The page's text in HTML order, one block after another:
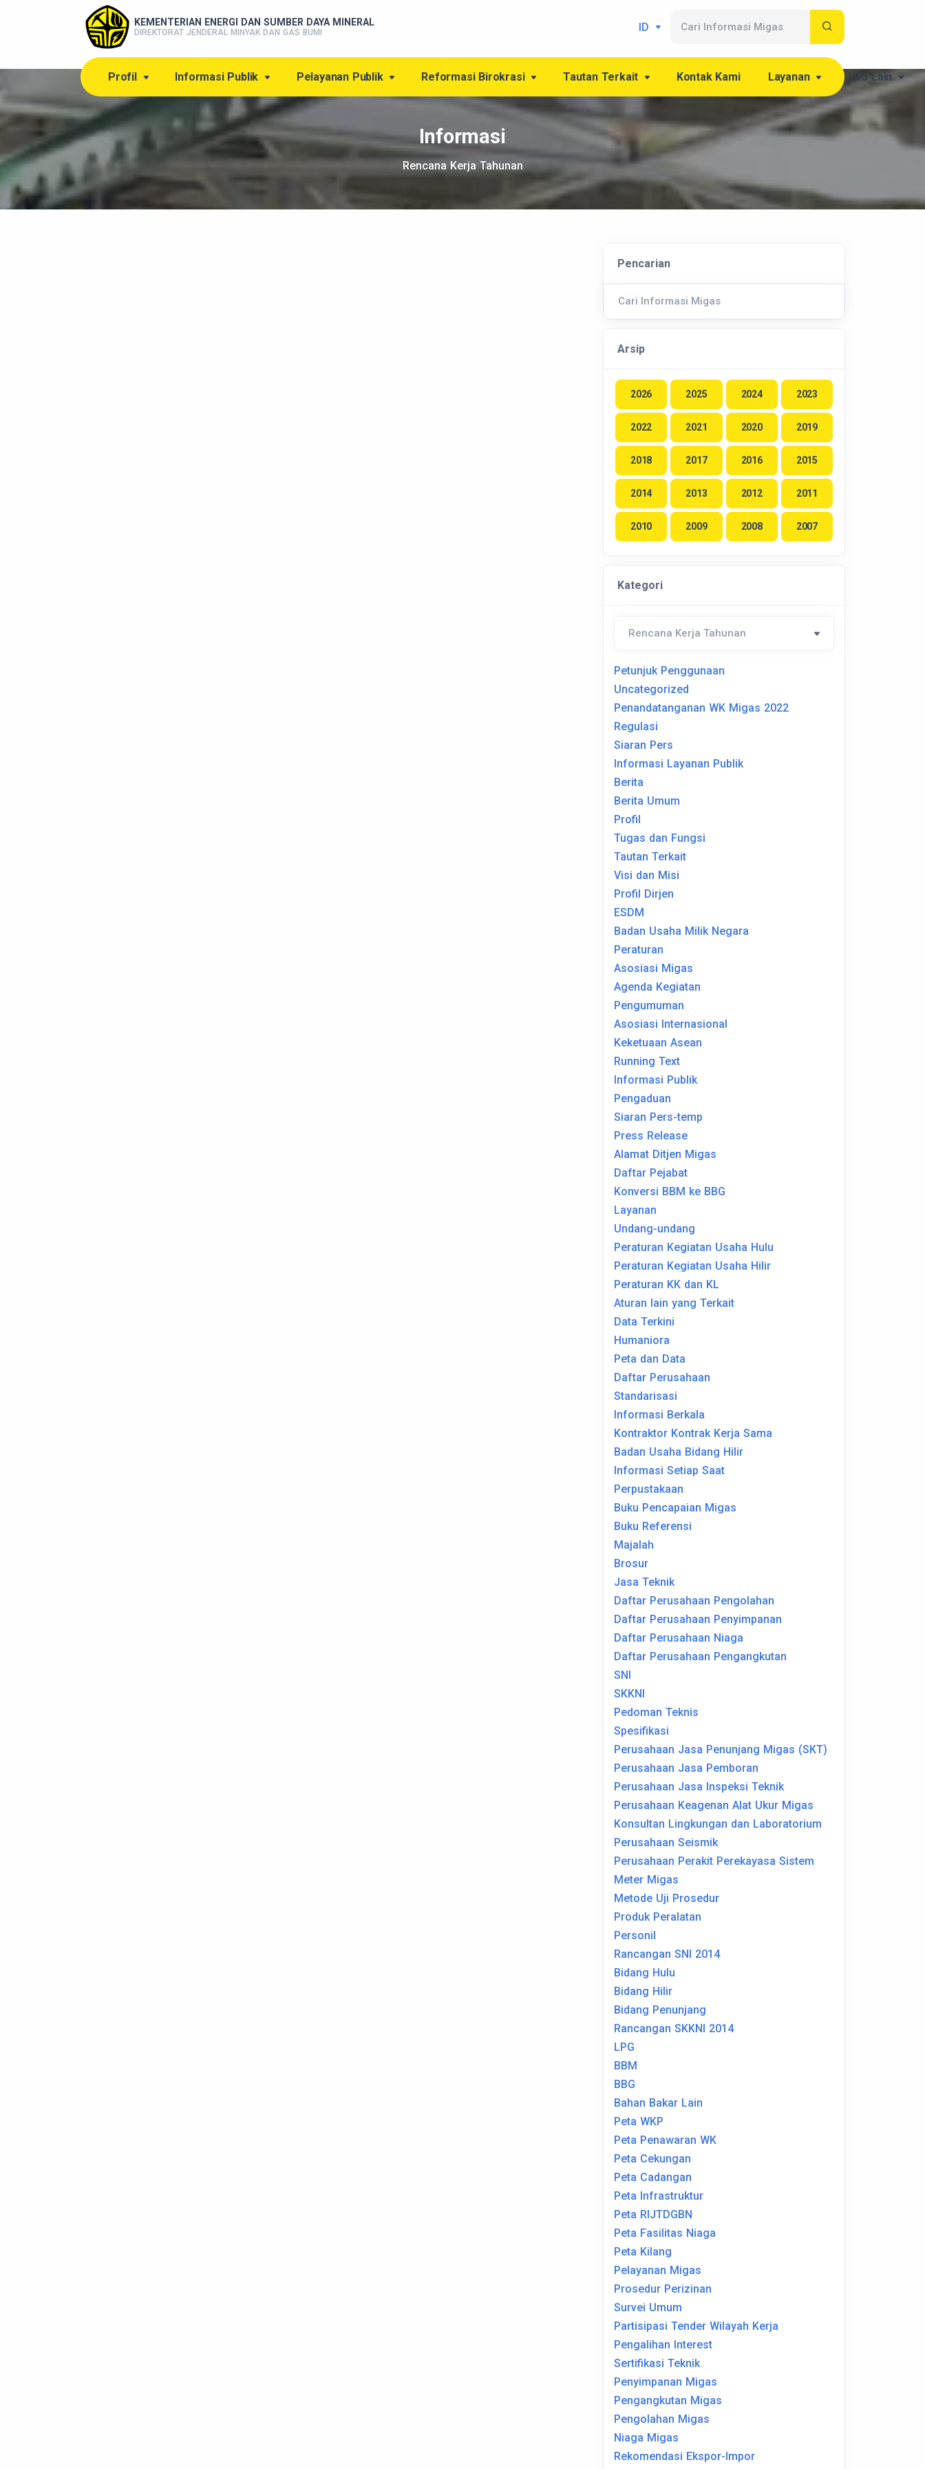
KEMENTERIAN ENERGI DAN SUMBER DAYA MINERAL
DIREKTORAT JENDERAL MINYAK DAN GAS BUMI ID
Profil Informasi Publik Pelayanan Publik Reformasi Birokrasi Tautan Terkait Kontak Kami Layanan Info Lain
Informasi
Rencana Kerja Tahunan
Pencarian
Arsip
2026 2025 2024 2023
2022 2021 2020 2019
2018 2017 2016 2015
2014 2013 2012 2011
2010 2009 2008 2007
Kategori
Petunjuk Penggunaan
Uncategorized
Penandatanganan WK Migas 2022
Regulasi
Siaran Pers
Informasi Layanan Publik
Berita
Berita Umum
Profil
Tugas dan Fungsi
Tautan Terkait
Visi dan Misi
Profil Dirjen
ESDM
Badan Usaha Milik Negara
Peraturan
Asosiasi Migas
Agenda Kegiatan
Pengumuman
Asosiasi Internasional
Keketuaan Asean
Running Text
Informasi Publik
Pengaduan
Siaran Pers-temp
Press Release
Alamat Ditjen Migas
Daftar Pejabat
Konversi BBM ke BBG
Layanan
Undang-undang
Peraturan Kegiatan Usaha Hulu
Peraturan Kegiatan Usaha Hilir
Peraturan KK dan KL
Aturan lain yang Terkait
Data Terkini
Humaniora
Peta dan Data
Daftar Perusahaan
Standarisasi
Informasi Berkala
Kontraktor Kontrak Kerja Sama
Badan Usaha Bidang Hilir
Informasi Setiap Saat
Perpustakaan
Buku Pencapaian Migas
Buku Referensi
Majalah
Brosur
Jasa Teknik
Daftar Perusahaan Pengolahan
Daftar Perusahaan Penyimpanan
Daftar Perusahaan Niaga
Daftar Perusahaan Pengangkutan
SNI
SKKNI
Pedoman Teknis
Spesifikasi
Perusahaan Jasa Penunjang Migas (SKT)
Perusahaan Jasa Pemboran
Perusahaan Jasa Inspeksi Teknik
Perusahaan Keagenan Alat Ukur Migas
Konsultan Lingkungan dan Laboratorium
Perusahaan Seismik
Perusahaan Perakit Perekayasa Sistem
Meter Migas
Metode Uji Prosedur
Produk Peralatan
Personil
Rancangan SNI 2014
Bidang Hulu
Bidang Hilir
Bidang Penunjang
Rancangan SKKNI 2014
LPG
BBM
BBG
Bahan Bakar Lain
Peta WKP
Peta Penawaran WK
Peta Cekungan
Peta Cadangan
Peta Infrastruktur
Peta RIJTDGBN
Peta Fasilitas Niaga
Peta Kilang
Pelayanan Migas
Prosedur Perizinan
Survei Umum
Partisipasi Tender Wilayah Kerja
Pengalihan Interest
Sertifikasi Teknik
Penyimpanan Migas
Pengangkutan Migas
Pengolahan Migas
Niaga Migas
Rekomendasi Ekspor-Impor